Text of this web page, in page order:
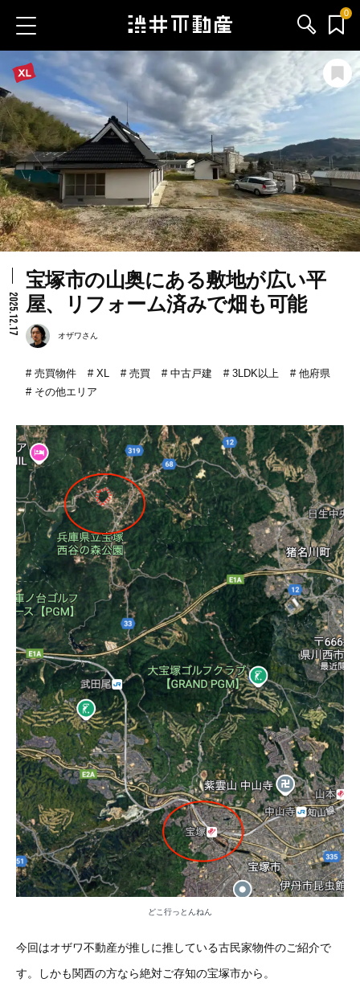
0
お気に入り物件 お問い合わせ
ブログ
サービス内容
渋井不動産のメンバー
会社情報
2025.12.17
宝塚市の山奥にある敷地が広い平
屋、リフォーム済みで畑も可能
オザワさん
売買物件 XL 売買 中古戸建 3LDK以上
他府県
その他エリア
どこ行っとんねん
今回はオザワ不動産が推しに推している古民家物件のご紹介で
す。しかも関西の方なら絶対ご存知の宝塚市から。